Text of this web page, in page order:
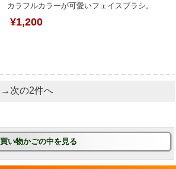
カラフルカラーが可愛いフェイスブラシ。
¥1,200
→次の2件へ
買い物かごの中を見る